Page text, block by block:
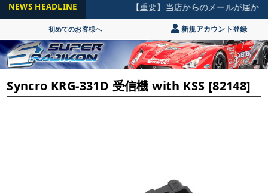
NEWS HEADLINE 【重要】当店からのメールが届かな
初めてのお客様へ 新規アカウント登録
Syncro KRG-331D 受信機 with KSS [82148]